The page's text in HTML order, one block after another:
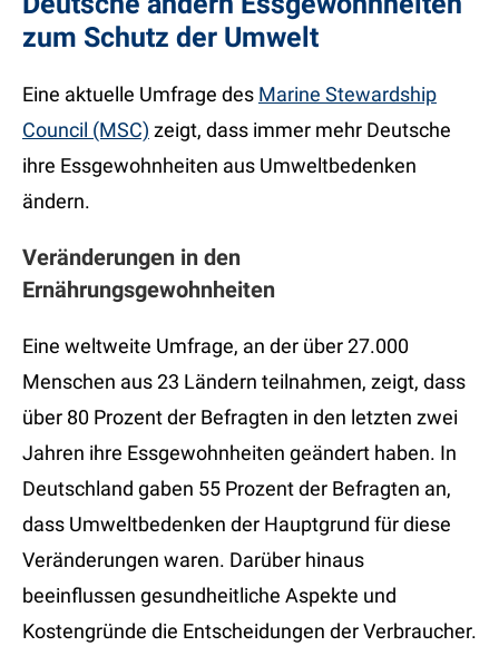
zum Schutz der Umwelt
Eine aktuelle Umfrage des Marine Stewardship
Council (MSC) zeigt, dass immer mehr Deutsche
ihre Essgewohnheiten aus Umweltbedenken
ändern.
Veränderungen in den
Ernährungsgewohnheiten
Eine weltweite Umfrage, an der über 27.000
Menschen aus 23 Ländern teilnahmen, zeigt, dass
über 80 Prozent der Befragten in den letzten zwei
Jahren ihre Essgewohnheiten geändert haben. In
Deutschland gaben 55 Prozent der Befragten an,
dass Umweltbedenken der Hauptgrund für diese
Veränderungen waren. Darüber hinaus
beeinflussen gesundheitliche Aspekte und
Kostengründe die Entscheidungen der Verbraucher.